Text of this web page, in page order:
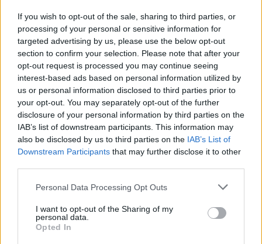
If you wish to opt-out of the sale, sharing to third parties, or
processing of your personal or sensitive information for
targeted advertising by us, please use the below opt-out
section to confirm your selection. Please note that after your
opt-out request is processed you may continue seeing
interest-based ads based on personal information utilized by
us or personal information disclosed to third parties prior to
your opt-out. You may separately opt-out of the further
disclosure of your personal information by third parties on the
IAB’s list of downstream participants. This information may
also be disclosed by us to third parties on the IAB’s List of
Downstream Participants that may further disclose it to other
Personal Data Processing Opt Outs
I want to opt-out of the Sharing of my
personal data.
Opted In
Page de téléchargement
https://www.petit-fichier.fr/2011/03/02/a-completer-du-07-mars-
2011-au-11-mars-2011-gpe-7a-1/
Copier
Partager le fichier A
COMPLETER Du 07 Mars 2011
au 11 Mars 2011 Gpe 7a.docx sur
le Web et les réseaux sociaux: